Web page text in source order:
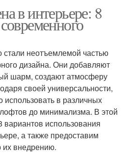
в интерьере: 8
неотъемлемой частью
дизайна. Они добавляют
шарм, создают атмосферу
своей универсальности,
в различных
до минимализма. В этой
использования
а также предоставим
их внедрению.